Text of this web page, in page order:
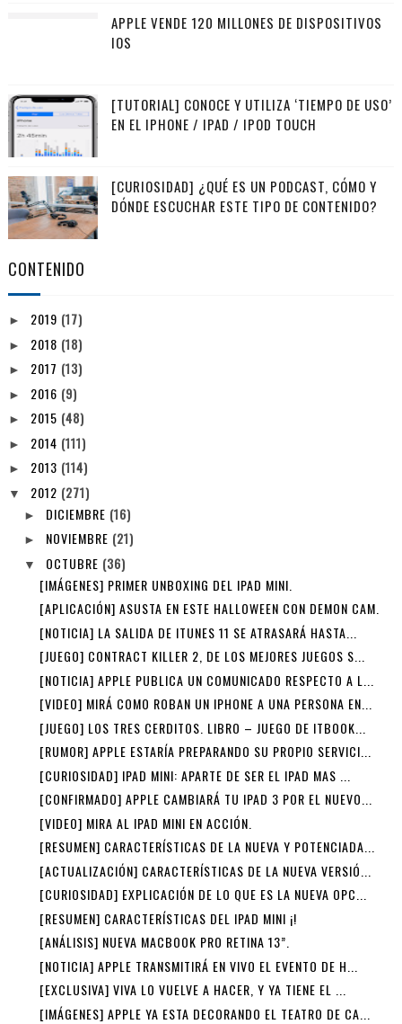
APPLE VENDE 120 MILLONES DE DISPOSITIVOS
IOS
[TUTORIAL] CONOCE Y UTILIZA ‘TIEMPO DE USO’
EN EL IPHONE / IPAD / IPOD TOUCH
[CURIOSIDAD] ¿QUÉ ES UN PODCAST, CÓMO Y
DÓNDE ESCUCHAR ESTE TIPO DE CONTENIDO?
CONTENIDO
► 2019 (17)
► 2018 (18)
► 2017 (13)
► 2016 (9)
► 2015 (48)
► 2014 (111)
► 2013 (114)
▼ 2012 (271)
► DICIEMBRE (16)
► NOVIEMBRE (21)
▼ OCTUBRE (36)
[IMÁGENES] PRIMER UNBOXING DEL IPAD MINI.
[APLICACIÓN] ASUSTA EN ESTE HALLOWEEN CON DEMON CAM.
[NOTICIA] LA SALIDA DE ITUNES 11 SE ATRASARÁ HASTA...
[JUEGO] CONTRACT KILLER 2, DE LOS MEJORES JUEGOS S...
[NOTICIA] APPLE PUBLICA UN COMUNICADO RESPECTO A L...
[VIDEO] MIRÁ COMO ROBAN UN IPHONE A UNA PERSONA EN...
[JUEGO] LOS TRES CERDITOS. LIBRO – JUEGO DE ITBOOK...
[RUMOR] APPLE ESTARÍA PREPARANDO SU PROPIO SERVICI...
[CURIOSIDAD] IPAD MINI: APARTE DE SER EL IPAD MAS ...
[CONFIRMADO] APPLE CAMBIARÁ TU IPAD 3 POR EL NUEVO...
[VIDEO] MIRA AL IPAD MINI EN ACCIÓN.
[RESUMEN] CARACTERÍSTICAS DE LA NUEVA Y POTENCIADA...
[ACTUALIZACIÓN] CARACTERÍSTICAS DE LA NUEVA VERSIÓ...
[CURIOSIDAD] EXPLICACIÓN DE LO QUE ES LA NUEVA OPC...
[RESUMEN] CARACTERÍSTICAS DEL IPAD MINI ¡!
[ANÁLISIS] NUEVA MACBOOK PRO RETINA 13”.
[NOTICIA] APPLE TRANSMITIRÁ EN VIVO EL EVENTO DE H...
[EXCLUSIVA] VIVA LO VUELVE A HACER, Y YA TIENE EL ...
[IMÁGENES] APPLE YA ESTA DECORANDO EL TEATRO DE CA...